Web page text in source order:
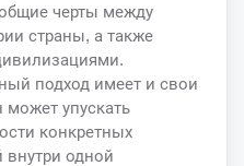
черты между
страны, а также
подход имеет и свои
может упускать
конкретных
внутри одной